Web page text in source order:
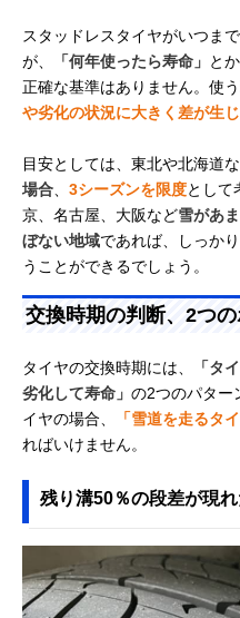
スタッドレスタイヤがいつま
が、
「何年使ったら寿命」 とか
正確な基準はありません。使う
や劣化の状況に大きく差が生
目安としては、東北や北海道
場合、 3シーズンを限度として
京、名古屋、大阪など雪があ
ぼない地域であれば、しっか
うことができるでしょう。
交換時期の判断、2つの
タイヤの交換時期には、 「タ
劣化して寿命」 の2つのパター
イヤの場合、
「雪道を走るタ
ればいけません。
残り溝50％の段差が現れ